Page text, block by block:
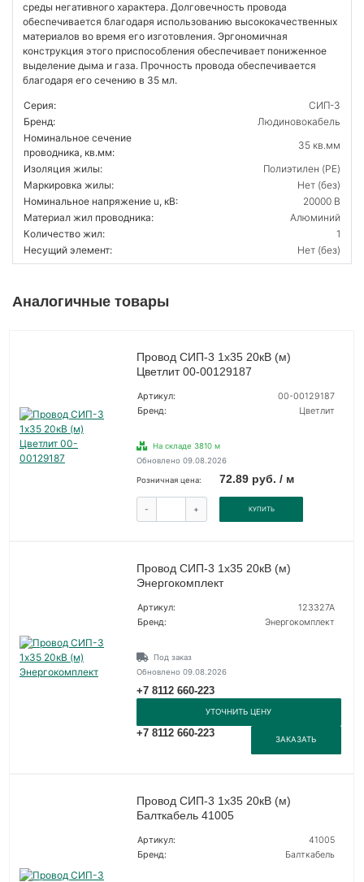
среды негативного характера. Долговечность провода
обеспечивается благодаря использованию высококачественных
материалов во время его изготовления. Эргономичная
конструкция этого приспособления обеспечивает пониженное
выделение дыма и газа. Прочность провода обеспечивается
благодаря его сечению в 35 мл.
Серия:
СИП-3
Бренд:
Людиновокабель
Номинальное сечение
проводника, кв.мм:
35 кв.мм
Изоляция жилы:
Полиэтилен (PE)
Маркировка жилы:
Нет (без)
Номинальное напряжение u, кВ:
20000 В
Материал жил проводника:
Алюминий
Количество жил:
1
Несущий элемент:
Нет (без)
Аналогичные товары
Провод СИП-3 1х35 20кВ (м)
Цветлит 00-00129187
Артикул:
00-00129187
Бренд:
Цветлит
На складе 3810 м
Обновлено 09.08.2026
Розничная цена: 72.89 руб. / м
- + КУПИТЬ
Провод СИП-3 1х35 20кВ (м)
Энергокомплект
Артикул:
123327А
Бренд:
Энергокомплект
Под заказ
Обновлено 09.08.2026
+7 8112 660-223
УТОЧНИТЬ ЦЕНУ
+7 8112 660-223
ЗАКАЗАТЬ
Провод СИП-3 1х35 20кВ (м)
Балткабель 41005
Артикул:
41005
Бренд:
Балткабель